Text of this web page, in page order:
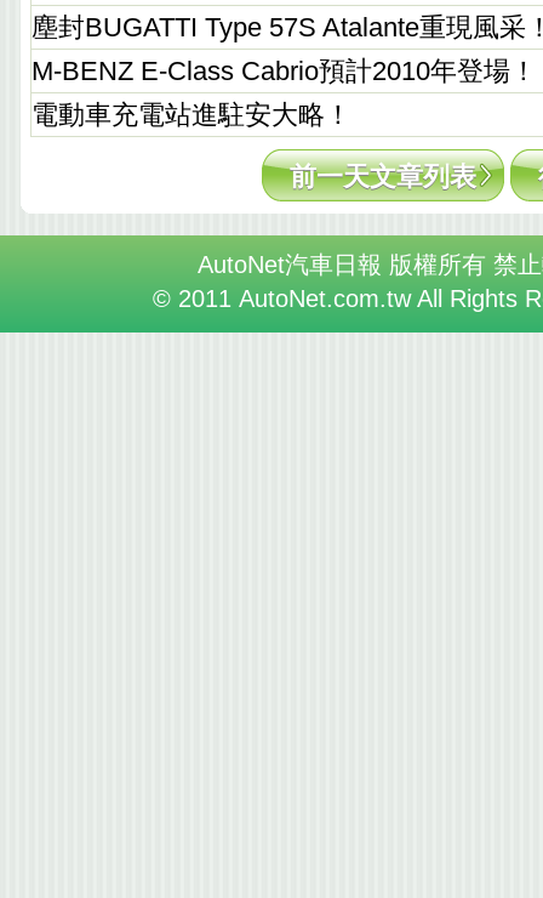
塵封BUGATTI Type 57S Atalante重現風采
M-BENZ E-Class Cabrio預計2010年登場！
電動車充電站進駐安大略！
前一天文章列表
AutoNet汽車日報 版權所有 禁
© 2011 AutoNet.com.tw All Rights